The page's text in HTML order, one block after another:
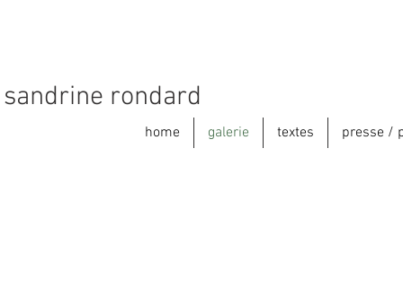
sandrine rondard
home galerie textes presse /